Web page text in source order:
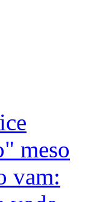
meso
vam: